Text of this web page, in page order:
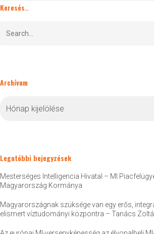
Keresés..
Archívum
Legutóbbi bejegyzések
Mesterséges Intelligencia Hivatal – MI
Magyarország Kormánya
Magyarországnak szüksége van egy erős,
elismert víztudományi központra – Tanács